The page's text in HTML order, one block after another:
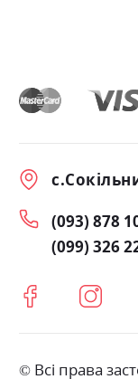
(093) 878
(099) 326
© Всі права